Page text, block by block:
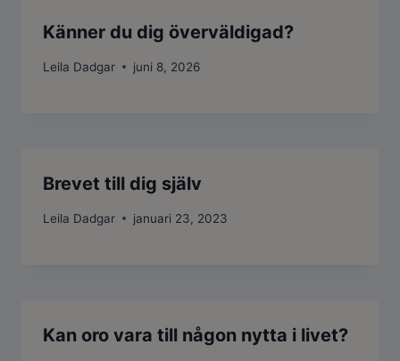
Känner du dig överväldigad?
Leila Dadgar juni 8, 2026
Brevet till dig själv
Leila Dadgar januari 23, 2023
Kan oro vara till någon nytta i livet?